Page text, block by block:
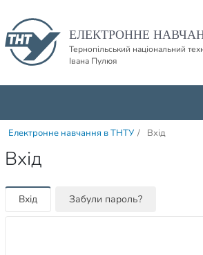
ЕЛЕКТРОННЕ
Тернопільський національний
Івана Пулюя
Електронне навчання в ТНТУ / Вхід
Вхід
Вхід Забули пароль?